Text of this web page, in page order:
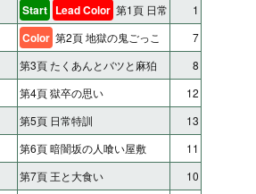
Start Lead Color 第1頁 日常
1
Color 第2頁 地獄の鬼ごっこ
7
第3頁 たくあんとバツと麻狛
8
第4頁 獄卒の思い
12
第5頁 日常特訓
13
第6頁 暗闇坂の人喰い屋敷
11
第7頁 王と大食い
10